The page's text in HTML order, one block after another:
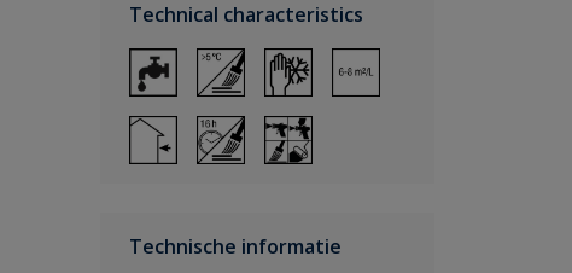
Technical characteristics
Technische informatie